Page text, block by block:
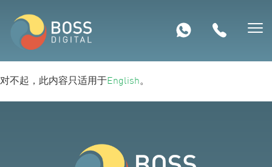
对不起，此内容只适用于English。